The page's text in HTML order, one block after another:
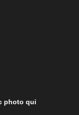
photo qui